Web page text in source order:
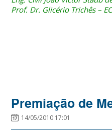
Prof. Dr. Glicério Trichês –
Premiação de
14/05/2010 17:01